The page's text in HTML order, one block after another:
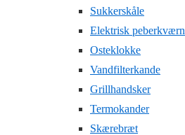
Sukkerskåle
Elektrisk peberkværn
Osteklokke
Vandfilterkande
Grillhandsker
Termokander
Skærebræt